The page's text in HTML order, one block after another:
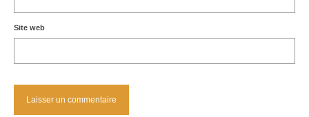
Site web